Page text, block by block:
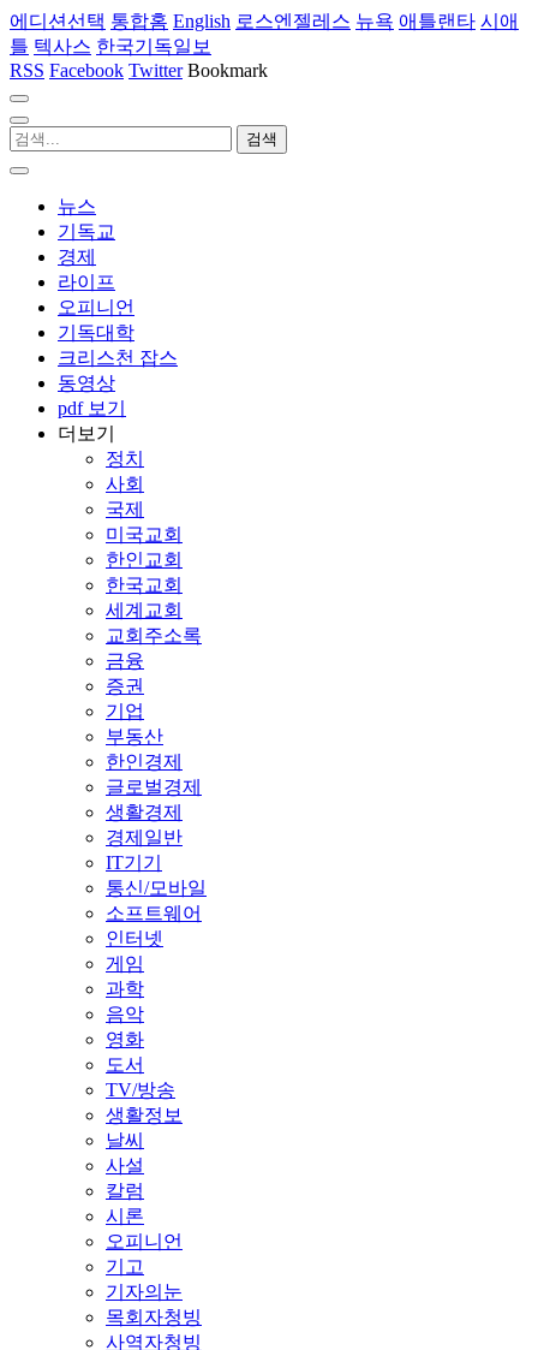
에디션선택 통합홈 English 로스엔젤레스 뉴욕 애틀랜타 시애
틀 텍사스 한국기독일보
RSS Facebook Twitter Bookmark
뉴스
기독교
경제
라이프
오피니언
기독대학
크리스천 잡스
동영상
pdf 보기
더보기
정치
사회
국제
미국교회
한인교회
한국교회
세계교회
교회주소록
금융
증권
기업
부동산
한인경제
글로벌경제
생활경제
경제일반
IT기기
통신/모바일
소프트웨어
인터넷
게임
과학
음악
영화
도서
TV/방송
생활정보
날씨
사설
칼럼
시론
오피니언
기고
기자의눈
목회자청빙
사역자청빙